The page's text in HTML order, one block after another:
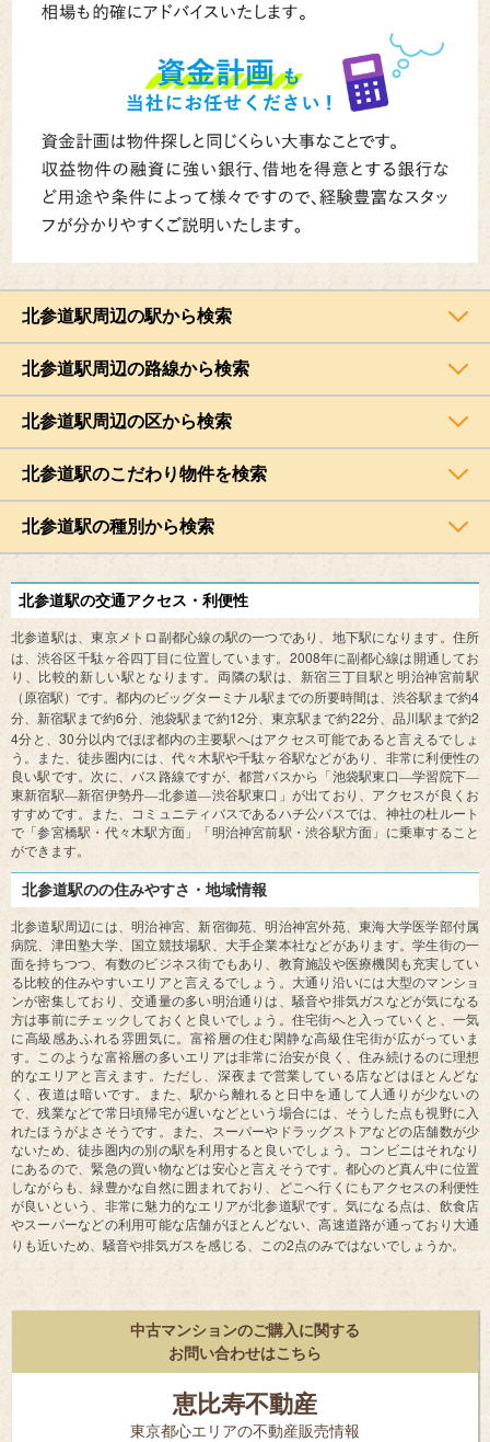
北参道駅周辺の駅から検索
北参道駅周辺の路線から検索
北参道駅周辺の区から検索
北参道駅のこだわり物件を検索
北参道駅の種別から検索
北参道駅の交通アクセス・利便性
北参道駅は、東京メトロ副都心線の駅の一つであり、地下駅になります。住所
は、渋谷区千駄ヶ谷四丁目に位置しています。 2008年に副都心線は開通してお
り、比較的新しい駅となります。両隣の駅は、新宿三丁目駅と明治神宮前駅
（原宿駅）です。都内のビッグターミナル駅までの所要時間は、渋谷駅まで約4
分、新宿駅まで約6分、池袋駅まで約12分、東京駅まで約22分、品川駅まで約2
4分と、30分以内でほぼ都内の主要駅へはアクセス可能であると言えるでしょ
う。また、徒歩圏内には、代々木駅や千駄ヶ谷駅などがあり、非常に利便性の
良い駅です。次に、バス路線ですが、都営バスから「池袋駅東口―学習院下―
東新宿駅―新宿伊勢丹―北参道―渋谷駅東口」が出ており、アクセスが良くお
すすめです。また、コミュニティバスであるハチ公バスでは、神社の杜ルート
で「参宮橋駅・代々木駅方面」「明治神宮前駅・渋谷駅方面」に乗車すること
ができます。
北参道駅のの住みやすさ・地域情報
北参道駅周辺には、明治神宮、新宿御苑、明治神宮外苑、東海大学医学部付属
病院、津田塾大学、国立競技場駅、大手企業本社などがあります。学生街の一
面を持ちつつ、有数のビジネス街でもあり、教育施設や医療機関も充実してい
る比較的住みやすいエリアと言えるでしょう。大通り沿いには大型のマンショ
ンが密集しており、交通量の多い明治通りは、騒音や排気ガスなどが気になる
方は事前にチェックしておくと良いでしょう。住宅街へと入っていくと、一気
に高級感あふれる雰囲気に。富裕層の住む閑静な高級住宅街が広がっていま
す。このような富裕層の多いエリアは非常に治安が良く、住み続けるのに理想
的なエリアと言えます。ただし、深夜まで営業している店などはほとんどな
く、夜道は暗いです。また、駅から離れると日中を通して人通りが少ないの
で、残業などで常日頃帰宅が遅いなどという場合には、そうした点も視野に入
れたほうがよさそうです。また、スーパーやドラッグストアなどの店舗数が少
ないため、徒歩圏内の別の駅を利用すると良いでしょう。コンビニはそれなり
にあるので、緊急の買い物などは安心と言えそうです。都心のど真ん中に位置
しながらも、緑豊かな自然に囲まれており、どこへ行くにもアクセスの利便性
が良いという、非常に魅力的なエリアが北参道駅です。気になる点は、飲食店
やスーパーなどの利用可能な店舗がほとんどない、高速道路が通っており大通
りも近いため、騒音や排気ガスを感じる、この2点のみではないでしょうか。
中古マンションのご購入に関する
お問い合わせはこちら
恵比寿不動産
東京都⼼エリアの不動産販売情報